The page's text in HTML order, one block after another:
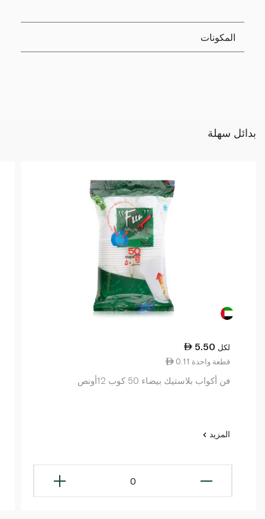
المكونات
بدائل سهلة
5.50 لكل
0.11 قطعة واحدة
فن أكواب بلاستيك بيضاء 50 كوب 12أونص
المزيد
0